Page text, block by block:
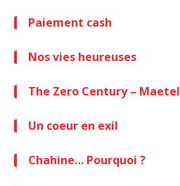
Paiement cash
Nos vies heureuses
The Zero Century – Maetel
Un coeur en exil
Chahine… Pourquoi ?